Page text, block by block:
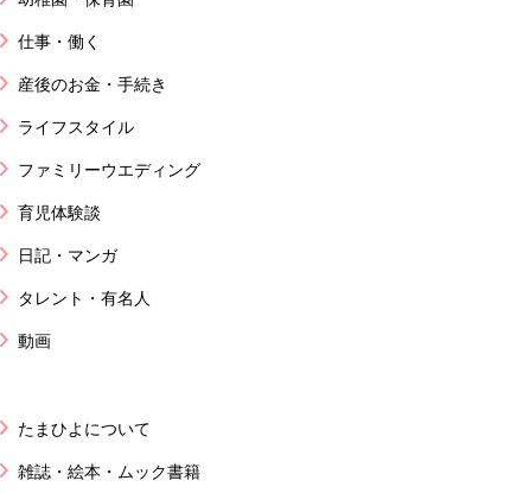
仕事・働く
産後のお金・手続き
ライフスタイル
ファミリーウエディング
育児体験談
日記・マンガ
タレント・有名人
動画
たまひよについて
雑誌・絵本・ムック書籍